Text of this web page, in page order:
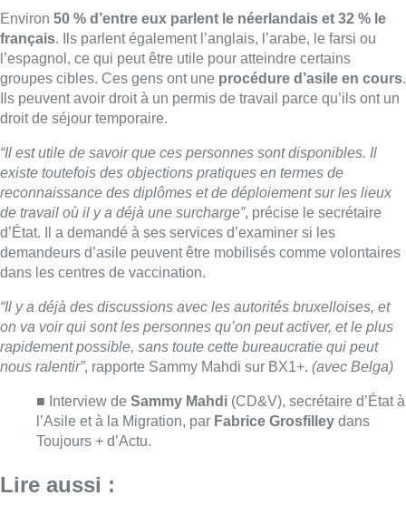
demandeurs d’asile peuvent être mobilisés comme volontaires
dans les centres de vaccination.
“Il y a déjà des discussions avec les autorités bruxelloises, et
on va voir qui sont les personnes qu’on peut activer, et le plus
rapidement possible, sans toute cette bureaucratie qui peut
nous ralentir”, rapporte Sammy Mahdi sur BX1+.
■ Interview de Sammy Mahdi(CD&V), secrétaire d’État à
l’Asile et à la Migration, parFabrice Grosfilleydans
Toujours + d’Actu.
Lire aussi :
ses portes à Evere : “C’est pas
comme on voit à la télé”